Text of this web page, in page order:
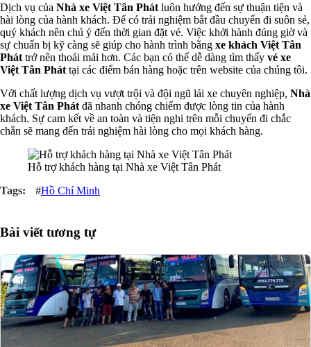
Dịch vụ của Nhà xe Việt Tân Phát luôn hướng đến sự thuận tiện và
hài lòng của hành khách. Để có trải nghiệm bắt đầu chuyến đi suôn sẻ,
quý khách nên chú ý đến thời gian đặt vé. Việc khởi hành đúng giờ và
sự chuẩn bị kỹ càng sẽ giúp cho hành trình bằng xe khách Việt Tân
Phát trở nên thoải mái hơn. Các bạn có thể dễ dàng tìm thấy vé xe
Việt Tân Phát tại các điểm bán hàng hoặc trên website của chúng tôi.
Với chất lượng dịch vụ vượt trội và đội ngũ lái xe chuyên nghiệp, Nhà
xe Việt Tân Phát đã nhanh chóng chiếm được lòng tin của hành
khách. Sự cam kết về an toàn và tiện nghi trên mỗi chuyến đi chắc
chắn sẽ mang đến trải nghiệm hài lòng cho mọi khách hàng.
Hỗ trợ khách hàng tại Nhà xe Việt Tân Phát
#Hồ Chí Minh
Bài viết tương tự